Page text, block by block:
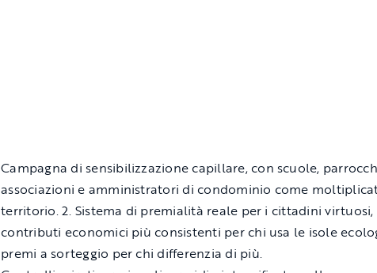
Campagna di sensibilizzazione capillare, con scuole,
associazioni e amministratori di condominio come
territorio. 2. Sistema di premialità reale per i cittadini virtuosi,
contributi economici più consistenti per chi usa le isole
premi a sorteggio per chi differenzia di più.